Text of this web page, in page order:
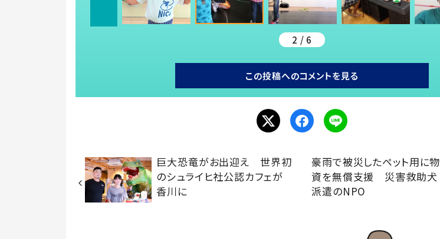
2 / 6
この投稿へのコメントを見る
巨大恐竜がお出迎え 世界初
のシュライヒ社公認カフェが
香川に
豪雨で被災したペット用に物
資を無償支援 災害救助犬
派遣のNPO